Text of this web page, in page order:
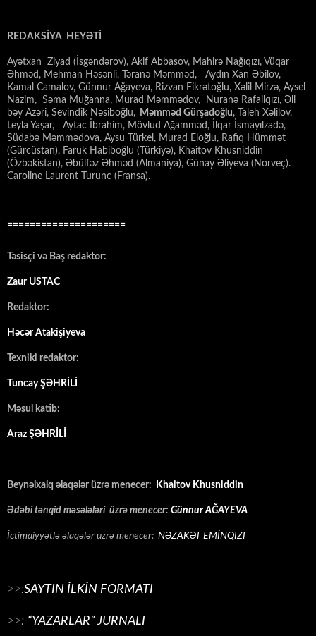
REDAKSİYA HEYƏTİ
Ayətxan Ziyad (İsgəndərov), Akif Abbasov, Mahirə Nağıqızı, Vüqar
Əhməd, Mehman Həsənli, Təranə Məmməd, Aydın Xan Əbilov,
Kamal Camalov, Günnur Ağayeva, Rizvan Fikrətoğlu, Xəlil Mirzə, Aysel
Nazim, Səma Muğanna, Murad Məmmədov, Nuranə Rafailqızı, Əli
bəy Azəri, Sevindik Nəsiboğlu, Məmməd Gürşadoğlu, Taleh Xəlilov,
Leyla Yaşar, Aytac İbrahim, Mövlud Ağamməd, İlqar İsmayılzadə,
Südabə Məmmədova, Aysu Türkel, Murad Eloğlu, Rafiq Hümmət
(Gürcüstan), Faruk Habiboğlu (Türkiyə), Khaitov Khusniddin
(Özbəkistan), Əbülfəz Əhməd (Almaniya), Günay Əliyeva (Norveç).
Caroline Laurent Turunc (Fransa).
=====================
Təsisçi və Baş redaktor:
Zaur USTAC
Redaktor:
Həcər Atakişiyeva
Texniki redaktor:
Tuncay ŞƏHRİLİ
Məsul katib:
Araz ŞƏHRİLİ
Beynəlxalq əlaqələr üzrə menecer: Khaitov Khusniddin
Ədəbi tənqid məsələləri üzrə menecer: Günnur AĞAYEVA
İctimaiyyətlə əlaqələr üzrə menecer: NƏZAKƏT EMİNQIZI
>>:SAYTIN İLKİN FORMATI
>>: “YAZARLAR” JURNALI